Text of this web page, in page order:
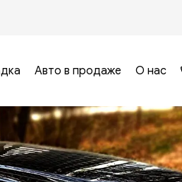
Авто в продаже О нас